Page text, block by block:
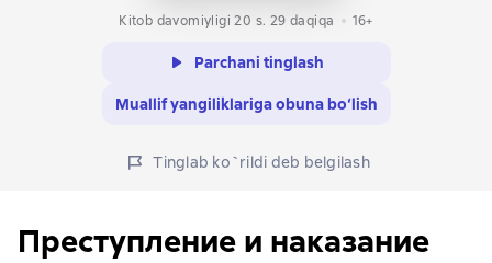
Kitob davomiyligi 20 s. 29 daqiqa 16+
Parchani tinglash
Muallif yangiliklariga obuna bo‘lish
Tinglab ko`rildi deb belgilash
Преступление и наказание